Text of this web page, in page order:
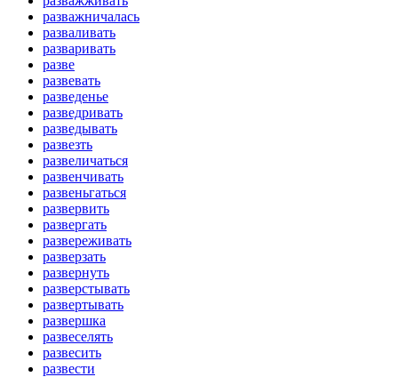
разважничалась
разваливать
разваривать
разве
развевать
разведенье
разведривать
разведывать
развезть
развеличаться
развенчивать
развеньгаться
развервить
развергать
развереживать
разверзать
развернуть
разверстывать
развертывать
развершка
развеселять
развесить
развести